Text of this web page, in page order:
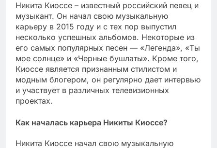
Никита Киоссе – известный российский певец и
музыкант. Он начал свою музыкальную
карьеру в 2015 году и с тех пор выпустил
несколько успешных альбомов. Некоторые из
его самых популярных песен — «Легенда», «Ты
мое солнце» и «Черные бушлаты». Кроме того,
Киоссе является признанным стилистом и
модным блогером, он регулярно дает интервью
и участвует в различных телевизионных
проектах.
Как началась карьера Никиты Киоссе?
Никита Киоссе начал свою музыкальную